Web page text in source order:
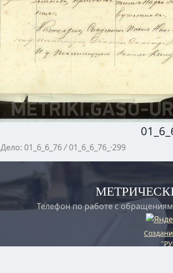
Дело: 01_6_6_76/ 01_6_6_76_·299
Телефон по работе с